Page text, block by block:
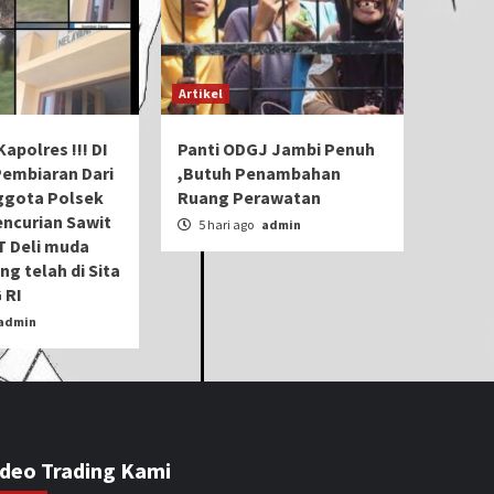
!!! DI
Dari
Polsek
Sawit
Deli muda
telah di Sita
RI
Artikel
Panti ODGJ Jambi Penuh
,Butuh Penambahan
Ruang Perawatan
5 hari ago admin
Trading Kami